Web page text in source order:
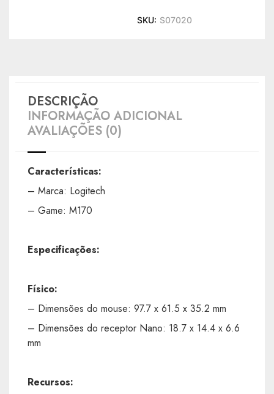
SKU: S07020
DESCRIÇÃO
INFORMAÇÃO ADICIONAL
AVALIAÇÕES (0)
Características:
– Marca: Logitech
– Game: M170
Especificações:
Físico:
– Dimensões do mouse: 97.7 x 61.5 x 35.2 mm
– Dimensões do receptor Nano: 18.7 x 14.4 x 6.6
mm
Recursos: